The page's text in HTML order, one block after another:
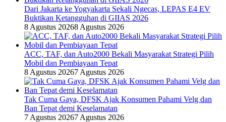
Dari Jakarta ke Yogyakarta Sekali Ngecas, LEPAS E4 EV
Buktikan Ketangguhan di GIIAS 2026
8 Agustus 20268 Agustus 2026
ACC, TAF, dan Auto2000 Bekali Masyarakat Strategi Pilih
Mobil dan Pembiayaan Tepat
8 Agustus 20267 Agustus 2026
Tak Cuma Gaya, DFSK Ajak Konsumen Pahami Velg dan
Ban Tepat demi Keselamatan
7 Agustus 20267 Agustus 2026